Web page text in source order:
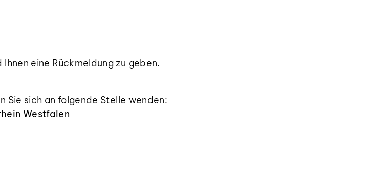
Ihnen eine Rückmeldung zu geben.
Sie sich an folgende Stelle wenden:
Westfalen